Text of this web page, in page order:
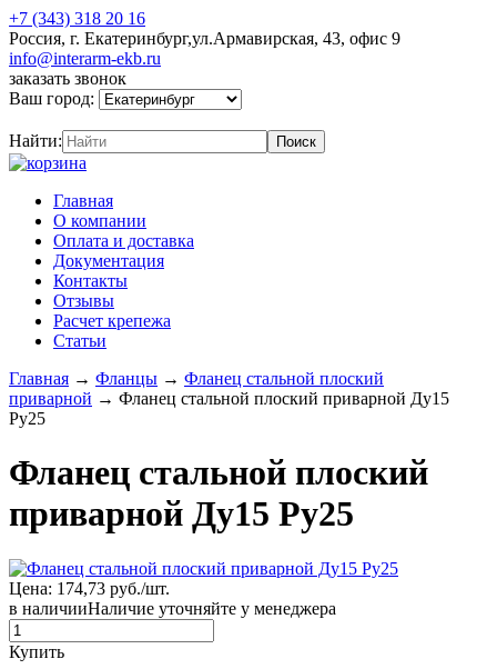
+7 (343) 318 20 16
Россия, г. Екатеринбург,ул.Армавирская, 43, офис 9
info@interarm-ekb.ru
заказать звонок
Ваш город:
Найти:
Главная
О компании
Оплата и доставка
Документация
Контакты
Отзывы
Расчет крепежа
Статьи
Главная → Фланцы → Фланец стальной плоский
приварной → Фланец стальной плоский приварной Ду15
Ру25
Фланец стальной плоский
приварной Ду15 Ру25
Цена: 174,73 руб./шт.
в наличииНаличие уточняйте у менеджера
Купить